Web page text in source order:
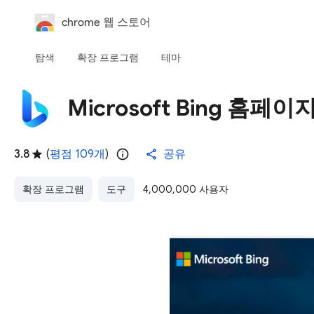
chrome 웹 스토어
탐색 확장 프로그램 테마
Microsoft Bing 홈페이
3.8 (평점 109개 ) 공유
확장 프로그램 도구 4,000,000 사용자